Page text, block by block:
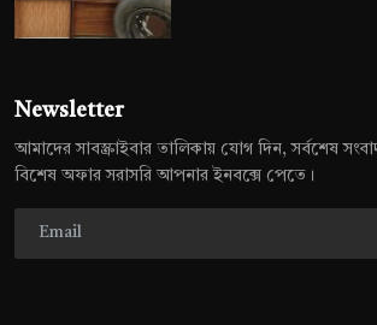
Newsletter
আমাদের সাবস্ক্রাইবার তালিকায় যোগ দিন, সর্বশেষ
বিশেষ অফার সরাসরি আপনার ইনবক্সে পেতে।